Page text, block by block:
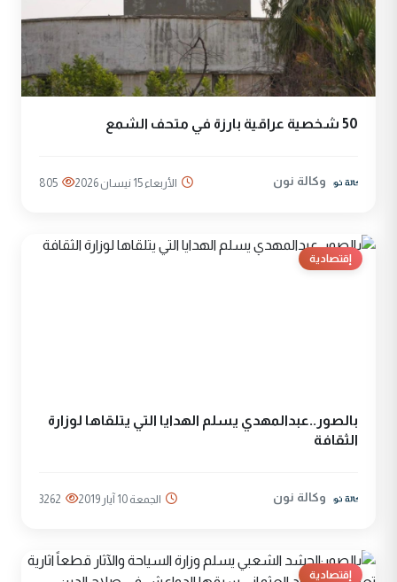
50 شخصية عراقية بارزة في متحف الشمع
وكالة نون الأربعاء 15 نيسان 2026 805
إقتصادية
بالصور..عبدالمهدي يسلم الهدايا التي يتلقاها لوزارة
الثقافة
وكالة نون الجمعة 10 آيار 2019 3262
إقتصادية